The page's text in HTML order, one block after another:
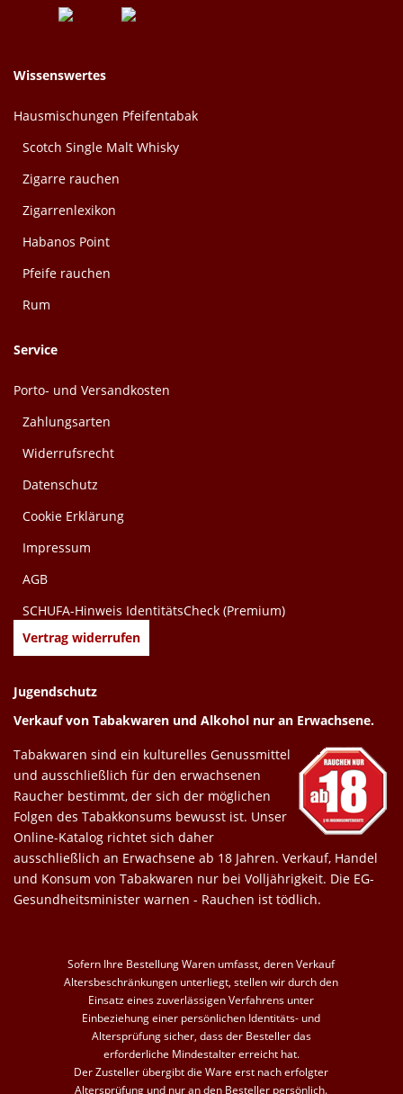
Wissenswertes
Hausmischungen Pfeifentabak
Scotch Single Malt Whisky
Zigarre rauchen
Zigarrenlexikon
Habanos Point
Pfeife rauchen
Rum
Service
Porto- und Versandkosten
Zahlungsarten
Widerrufsrecht
Datenschutz
Cookie Erklärung
Impressum
AGB
SCHUFA-Hinweis IdentitätsCheck (Premium)
Vertrag widerrufen
Jugendschutz
Verkauf von Tabakwaren und Alkohol nur an Erwachsene.
Tabakwaren sind ein kulturelles Genussmittel
und ausschließlich für den erwachsenen
Raucher bestimmt, der sich der möglichen
Folgen des Tabakkonsums bewusst ist. Unser
Online-Katalog richtet sich daher
ausschließlich an Erwachsene ab 18 Jahren. Verkauf, Handel
und Konsum von Tabakwaren nur bei Volljährigkeit. Die EG-
Gesundheitsminister warnen - Rauchen ist tödlich.
Sofern Ihre Bestellung Waren umfasst, deren Verkauf
Altersbeschränkungen unterliegt, stellen wir durch den
Einsatz eines zuverlässigen Verfahrens unter
Einbeziehung einer persönlichen Identitäts- und
Altersprüfung sicher, dass der Besteller das
erforderliche Mindestalter erreicht hat.
Der Zusteller übergibt die Ware erst nach erfolgter
Altersprüfung und nur an den Besteller persönlich.